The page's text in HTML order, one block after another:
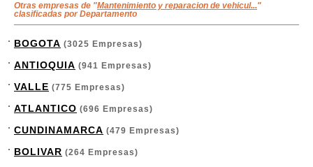
Otras empresas de "Mantenimiento y reparacion de vehicul..."
clasificadas por Departamento
BOGOTA (3025 Empresas)
ANTIOQUIA (941 Empresas)
VALLE (775 Empresas)
ATLANTICO (696 Empresas)
CUNDINAMARCA (479 Empresas)
BOLIVAR (264 Empresas)